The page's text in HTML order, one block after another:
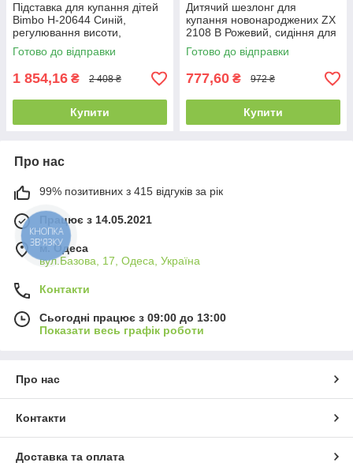
Підставка для купання дітей
Bimbo H-20644 Синій,
регулювання висоти,
кріплення для душової лійки
Готово до відправки
1 854,16 ₴ 2 408 ₴
Купити
Дитячий шезлонг для
купання новонароджених ZX
2108 B Рожевий, сидіння для
купання, 3 нахили спинки
Готово до відправки
777,60 ₴ 972 ₴
Купити
Про нас
99% позитивних з 415 відгуків за рік
Працює з 14.05.2021
м. Одеса
вул.Базова, 17, Одеса, Україна
Контакти
Сьогодні працює з 09:00 до 13:00
Показати весь графік роботи
Про нас
Контакти
Доставка та оплата
КНОПКА
ЗВ'ЯЗКУ